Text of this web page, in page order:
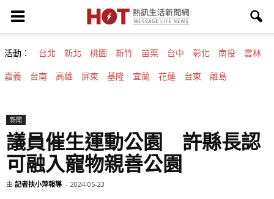
活動： 台北 新北 桃園 新竹 苗栗 台中 彰化 南投 雲林
嘉義 台南 高雄 屏東 基隆 宜蘭 花蓮 台東 離島
新聞
議員催生運動公園 許縣長認
可融入寵物親善公園
由 記者扶小萍報導 - 2024-05-23